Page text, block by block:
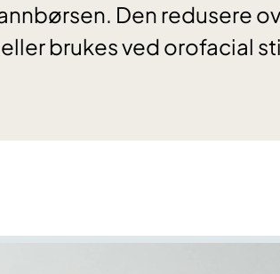
Den redusere
brukes ved orofacial